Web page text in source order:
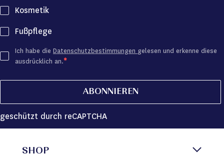
Kosmetik
Fußpflege
Ich habe die Datenschutzbestimmungen gelesen und erkenne diese
ausdrücklich an.
ABONNIEREN
geschützt durch reCAPTCHA
SHOP